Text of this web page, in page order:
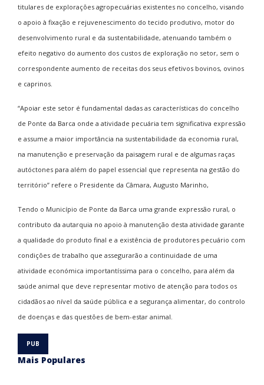
titulares de explorações agropecuárias existentes no concelho, visando
o apoio à fixação e rejuvenescimento do tecido produtivo, motor do
desenvolvimento rural e da sustentabilidade, atenuando também o
efeito negativo do aumento dos custos de exploração no setor, sem o
correspondente aumento de receitas dos seus efetivos bovinos, ovinos
e caprinos.
“Apoiar este setor é fundamental dadas as características do concelho
de Ponte da Barca onde a atividade pecuária tem significativa expressão
e assume a maior importância na sustentabilidade da economia rural,
na manutenção e preservação da paisagem rural e de algumas raças
autóctones para além do papel essencial que representa na gestão do
território” refere o Presidente da Câmara, Augusto Marinho,
Tendo o Município de Ponte da Barca uma grande expressão rural, o
contributo da autarquia no apoio à manutenção desta atividade garante
a qualidade do produto final e a existência de produtores pecuário com
condições de trabalho que assegurarão a continuidade de uma
atividade económica importantíssima para o concelho, para além da
saúde animal que deve representar motivo de atenção para todos os
cidadãos ao nível da saúde pública e a segurança alimentar, do controlo
de doenças e das questões de bem-estar animal.
Mais Populares